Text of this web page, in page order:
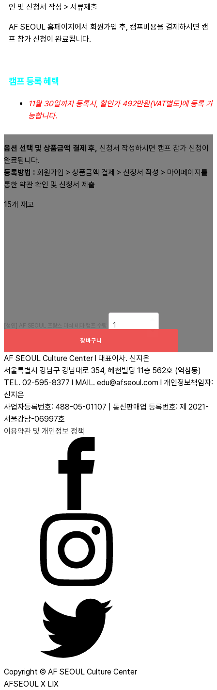
인 및 신청서 작성 > 서류제출
AF SEOUL 홈페이지에서 회원가입 후, 캠프비용을 결제하시면 캠
프 참가 신청이 완료됩니다.
캠프 등록 혜택
11월 30일까지 등록시, 할인가 492만원(VAT별도)에 등록 가
능합니다.
옵션 선택 및 상품금액 결제 후, 신청서 작성하시면 캠프 참가 신청이
완료됩니다.
등록방법 : 회원가입 > 상품금액 결제 > 신청서 작성 > 마이페이지를
통한 약관 확인 및 신청서 제출
15개 재고
[성인] AF SEOUL 프랑스 미식 테마 캠프 수량
장바구니
AF SEOUL Culture Center l 대표이사. 신지은
서울특별시 강남구 강남대로 354, 혜천빌딩 11층 562호 (역삼동)
TEL. 02-595-8377 l MAIL. edu@afseoul.com l 개인정보책임자:
신지은
사업자등록번호: 488-05-01107 | 통신판매업 등록번호: 제 2021-
서울강남-06997호
이용약관 및 개인정보 정책
Copyright © AF SEOUL Culture Center
AFSEOUL X LIX